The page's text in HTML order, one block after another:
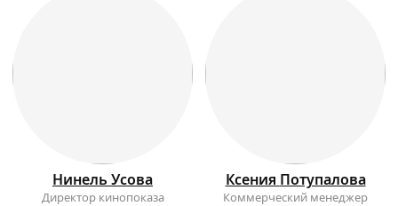
Нинель Усова
Директор кинопоказа
Ксения Потупалова
Коммерческий менеджер